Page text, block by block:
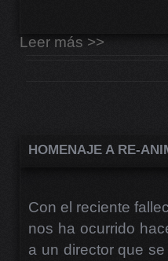
Leer más >>
HOMENAJE A RE-
Con el reciente
nos ha ocurrido
a un director que